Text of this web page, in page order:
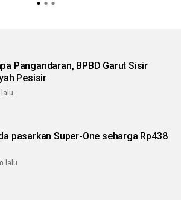
Pangandaran, BPBD Garut Sisir
Pesisir
pasarkan Super-One seharga Rp438
lalu